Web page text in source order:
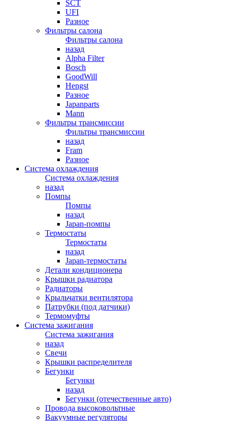
SCT
UFI
Разное
Фильтры салона
Фильтры салона
назад
Alpha Filter
Bosch
GoodWill
Hengst
Разное
Japanparts
Mann
Фильтры трансмиссии
Фильтры трансмиссии
назад
Fram
Разное
Система охлаждения
Система охлаждения
назад
Помпы
Помпы
назад
Japan-помпы
Термостаты
Термостаты
назад
Japan-термостаты
Детали кондиционера
Крышки радиатора
Радиаторы
Крыльчатки вентилятора
Патрубки (под датчики)
Термомуфты
Система зажигания
Система зажигания
назад
Свечи
Крышки распределителя
Бегунки
Бегунки
назад
Бегунки (отечественные авто)
Провода высоковольтные
Вакуумные регуляторы